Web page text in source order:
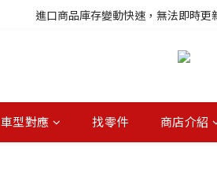
註冊就送購物金，歡迎加
進口商品庫存變動快速，無法即時更
車型對應 找零件 商店介紹